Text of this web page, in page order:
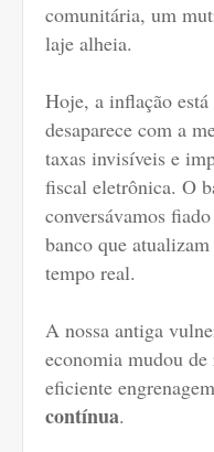
comunitária, um
laje alheia.
Hoje, a inflação
desaparece com a
taxas invisíveis e
fiscal eletrônica. O
conversávamos
banco que
tempo real.
A nossa antiga
economia mudou
eficiente
contínua.